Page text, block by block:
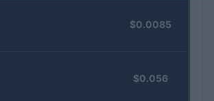
$0.0085
$0.056